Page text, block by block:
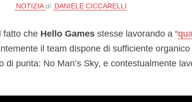
NOTIZIA di DANIELE CICCARELLI
fatto che Hello Gamesstesse lavorando a “
il team dispone di sufficiente
di punta: No Man’s Sky, e contestualmente